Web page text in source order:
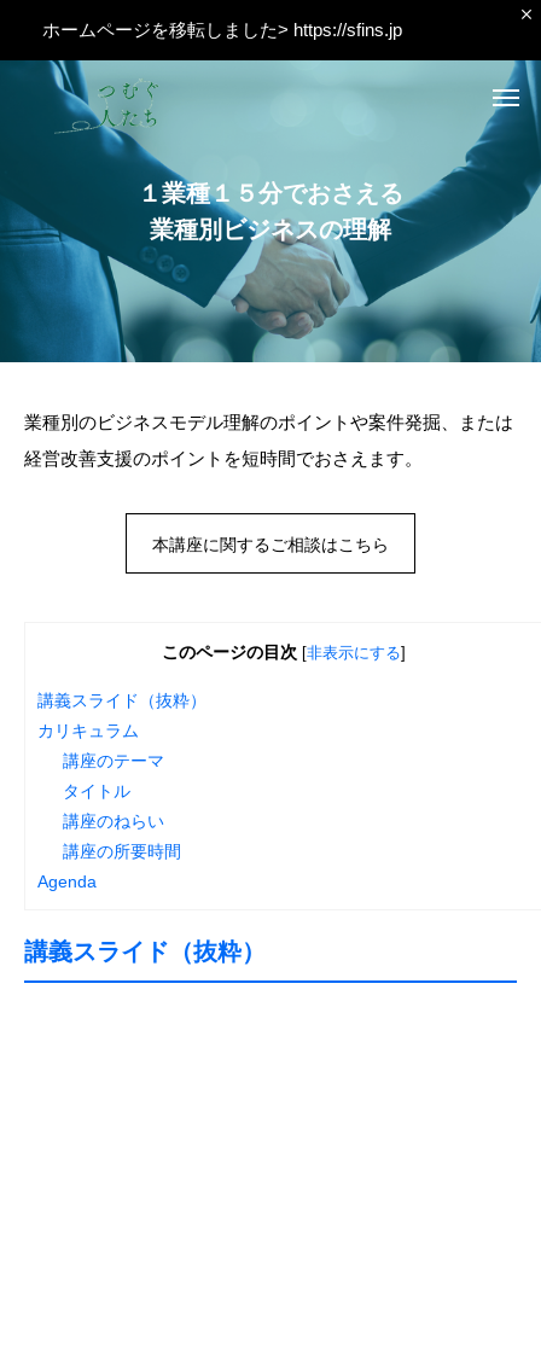
ホームページを移転しました> https://sfins.jp
１業種１ ５分でおさ え る
業種別 ビジネスの理解
業種別のビジネスモデル理解のポイントや案件発掘、または
経営改善支援のポイントを短時間でおさえます。
本講座に関するご相談はこちら
このページの目次 [非表示にする]
講義スライド（抜粋）
カリキュラム
講座のテーマ
タイトル
講座のねらい
講座の所要時間
Agenda
講義スライド（抜粋）